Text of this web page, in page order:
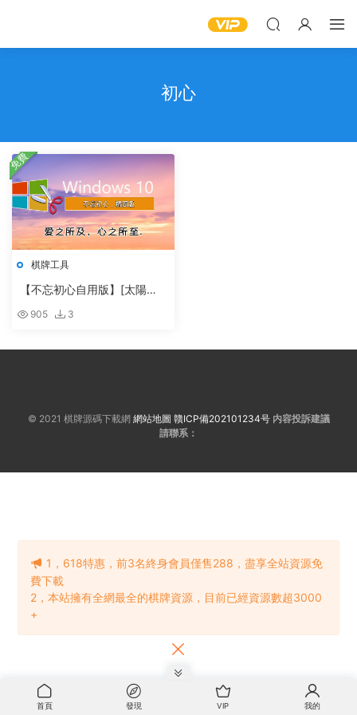
初心
棋牌工具
【不忘初心自用版】[太陽谷
55 X64 無更新[精簡版][2.2
905 3
免費
© 2021 棋牌源碼下載網 網站地圖 贛ICP備202101234号 内容投訴建議
請聯系：
首頁 發現 VIP 我的
1，618特惠，前3名終身會員僅售288，盡享全站資源免
費下載
2，本站擁有全網最全的棋牌資源，目前已經資源數超3000
+